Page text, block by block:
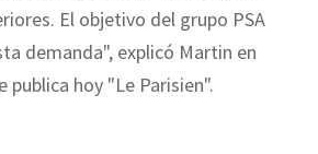
El objetivo del grupo PSA
demanda", explicó Martin en
publica hoy "Le Parisien".